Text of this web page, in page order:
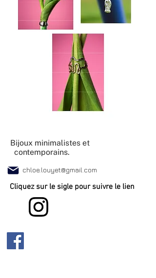
Bijoux minimalistes et
contemporains.
chloe.louyet@gmail.com
Cliquez sur le sigle pour suivre le lien